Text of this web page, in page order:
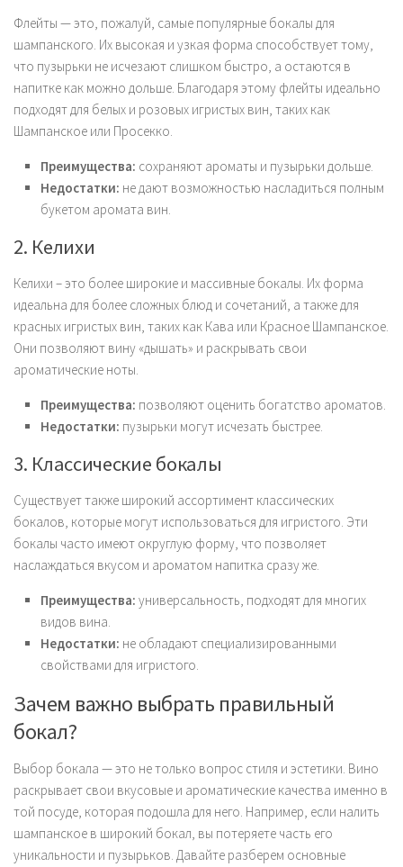
Флейты — это, пожалуй, самые популярные бокалы для
шампанского. Их высокая и узкая форма способствует тому,
что пузырьки не исчезают слишком быстро, а остаются в
напитке как можно дольше. Благодаря этому флейты идеально
подходят для белых и розовых игристых вин, таких как
Шампанское или Просекко.
Преимущества: сохраняют ароматы и пузырьки дольше.
Недостатки: не дают возможностью насладиться полным
букетом аромата вин.
2. Келихи
Келихи – это более широкие и массивные бокалы. Их форма
идеальна для более сложных блюд и сочетаний, а также для
красных игристых вин, таких как Кава или Красное Шампанское.
Они позволяют вину «дышать» и раскрывать свои
ароматические ноты.
Преимущества: позволяют оценить богатство ароматов.
Недостатки: пузырьки могут исчезать быстрее.
3. Классические бокалы
Существует также широкий ассортимент классических
бокалов, которые могут использоваться для игристого. Эти
бокалы часто имеют округлую форму, что позволяет
наслаждаться вкусом и ароматом напитка сразу же.
Преимущества: универсальность, подходят для многих
видов вина.
Недостатки: не обладают специализированными
свойствами для игристого.
Зачем важно выбрать правильный
бокал?
Выбор бокала — это не только вопрос стиля и эстетики. Вино
раскрывает свои вкусовые и ароматические качества именно в
той посуде, которая подошла для него. Например, если налить
шампанское в широкий бокал, вы потеряете часть его
уникальности и пузырьков. Давайте разберем основные